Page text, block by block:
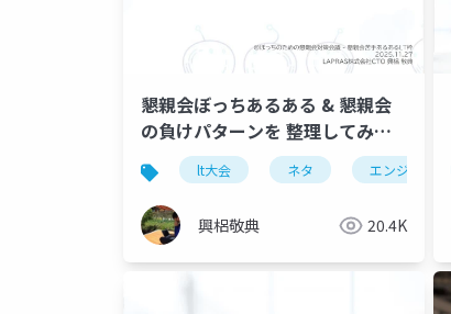
懇親会ぼっちあるある & 懇親会
の負けパターンを 整理してみた
悲しくなった
lt大会 ネタ エンジニア
興梠敬典 20.4K